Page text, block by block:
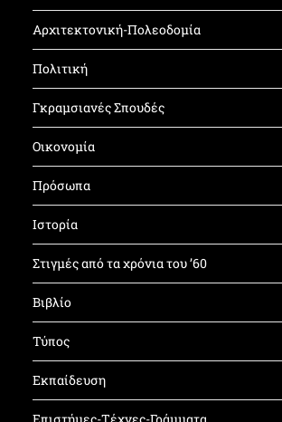
Αρχιτεκτονική-Πολεοδομία
Πολιτική
Γκραμσιανές Σπουδές
Οικονομία
Πρόσωπα
Ιστορία
Στιγμές από τα χρόνια του ’60
Βιβλίο
Τύπος
Εκπαίδευση
Επιστήμες-Τέχνες-Γράμματα